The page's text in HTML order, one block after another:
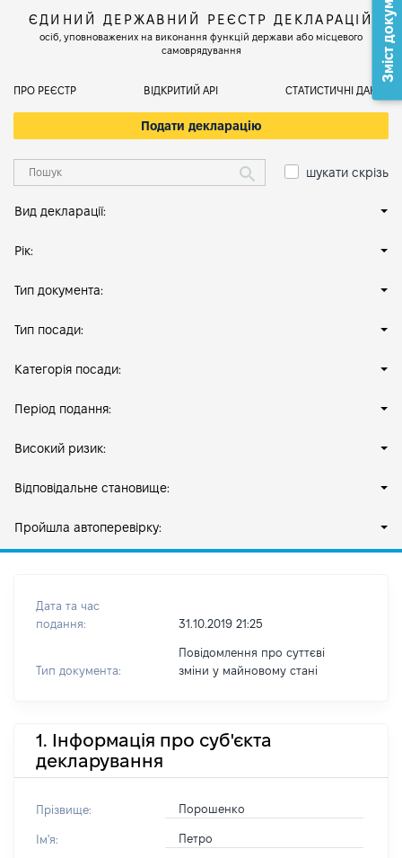
ЄДИНИЙ ДЕРЖАВНИЙ РЕЄСТР ДЕКЛАРАЦІЙ
осіб, уповноважених на виконання функцій держави або місцевого
самоврядування
ПРО РЕЄСТР ВІДКРИТИЙ АРІ СТАТИСТИЧНІ ДАНІ
Подати декларацію
шукати скрізь
Вид декларації:
Рік:
Тип документа:
Тип посади:
Категорія посади:
Період подання:
Високий ризик:
Відповідальне становище:
Пройшла автоперевірку:
Дата та час
подання:
31.10.2019 21:25
Тип документа:
Повідомлення про суттєві
зміни y майновому стані
1. Інформація про суб'єкта
декларування
Прізвище: Порошенко
Ім'я: Петро
Зміст документа